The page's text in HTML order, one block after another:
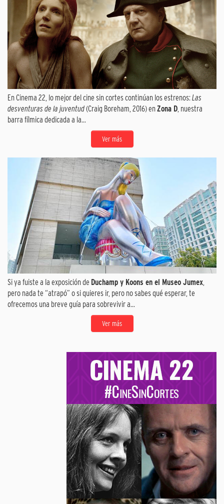
En Cinema 22, lo mejor del cine sin cortes continúan los estrenos:Las
desventuras de la juventud(Craig Boreham, 2016) enZona D, nuestra
barra fílmica dedicada a la...
Ver más
Si ya fuiste a la exposición de Duchamp y Koons en el Museo Jumex
pero nada te “atrapó” o si quieres ir, pero no sabes qué esperar, te
ofrecemos una breve guía para sobrevivir a...
Ver más